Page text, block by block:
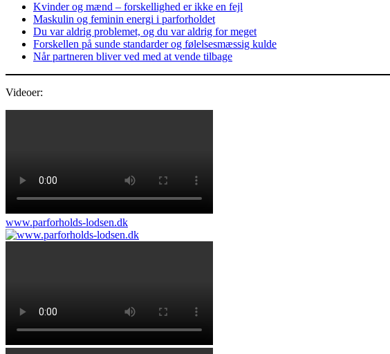
Kvinder og mænd – forskellighed er ikke en fejl
Maskulin og feminin energi i parforholdet
Du var aldrig problemet, og du var aldrig for meget
Forskellen på sunde standarder og følelsesmæssig kulde
Når partneren bliver ved med at vende tilbage
Videoer:
www.parforholds-lodsen.dk